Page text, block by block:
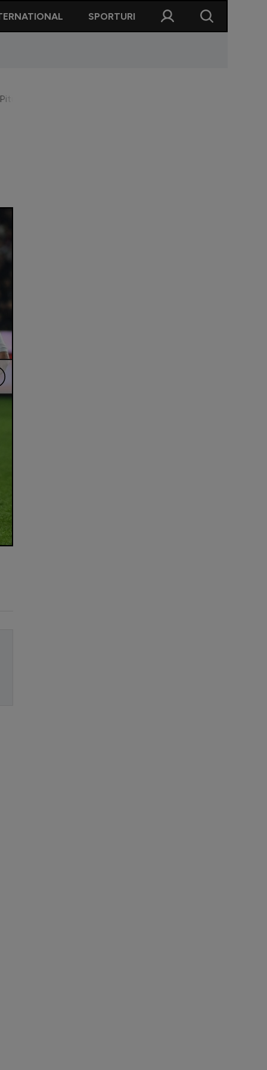
SPORTURI
pe teren în umilința lui Dunkerque